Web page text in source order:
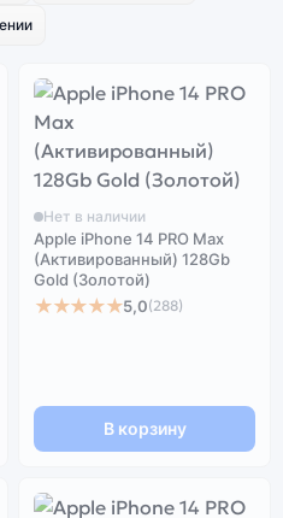
Нет в наличии
Apple iPhone 14 PRO Max
(Активированный) 128Gb
Gold (Золотой)
★★★★★5,0(288)
В корзину